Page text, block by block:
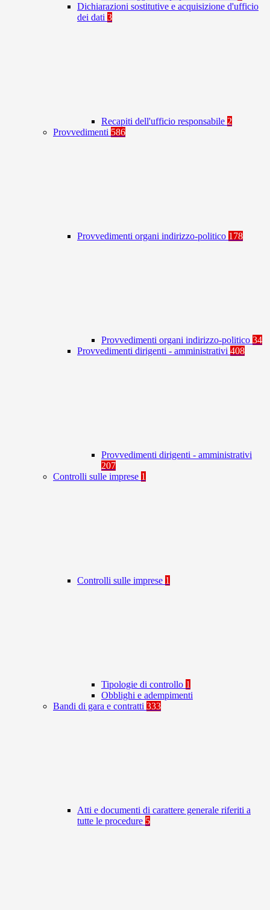
Dichiarazioni sostitutive e acquisizione d'ufficio
dei dati 3
Recapiti dell'ufficio responsabile 2
Provvedimenti 586
Provvedimenti organi indirizzo-politico 178
Provvedimenti organi indirizzo-politico 34
Provvedimenti dirigenti - amministrativi 408
Provvedimenti dirigenti - amministrativi
207
Controlli sulle imprese 1
Controlli sulle imprese 1
Tipologie di controllo 1
Obblighi e adempimenti
Bandi di gara e contratti 333
Atti e documenti di carattere generale riferiti a
tutte le procedure 5